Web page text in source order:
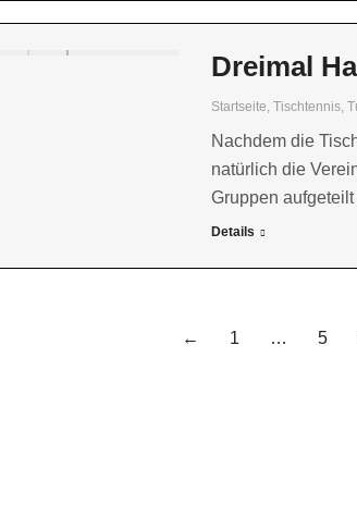
Dreimal
Startseite, Tischtennis,
Nachdem die
natürlich die
Gruppen
Details
← 1 … 5